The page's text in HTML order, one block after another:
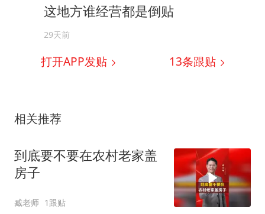
这地方谁经营都是倒贴
29天前
打开APP发贴 13条跟贴
相关推荐
到底要不要在农村老家盖
房子
臧老师 1跟贴